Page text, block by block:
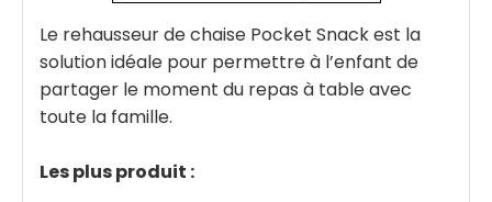
Le rehausseur de chaise Pocket Snack est la
solution idéale pour permettre à l’enfant de
partager le moment du repas à table avec
toute la famille.
Les plus produit :